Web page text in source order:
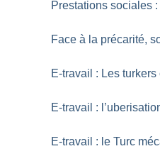
Prestations sociales
Face à la précarité,
E-travail : Les
E-travail :
E-travail : le Turc